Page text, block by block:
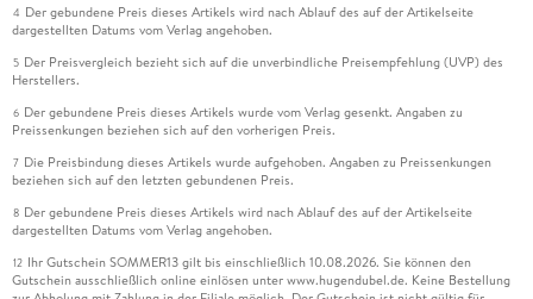
4 Der gebundene Preis dieses Artikels wird nach Ablauf des auf der Artikelseite
dargestellten Datums vom Verlag angehoben.
5 Der Preisvergleich bezieht sich auf die unverbindliche Preisempfehlung (UVP) des
Herstellers.
6 Der gebundene Preis dieses Artikels wurde vom Verlag gesenkt. Angaben zu
Preissenkungen beziehen sich auf den vorherigen Preis.
7 Die Preisbindung dieses Artikels wurde aufgehoben. Angaben zu Preissenkungen
beziehen sich auf den letzten gebundenen Preis.
8 Der gebundene Preis dieses Artikels wird nach Ablauf des auf der Artikelseite
dargestellten Datums vom Verlag angehoben.
12 Ihr Gutschein SOMMER13 gilt bis einschließlich 10.08.2026. Sie können den
Gutschein ausschließlich online einlösen unter www.hugendubel.de. Keine Bestellung